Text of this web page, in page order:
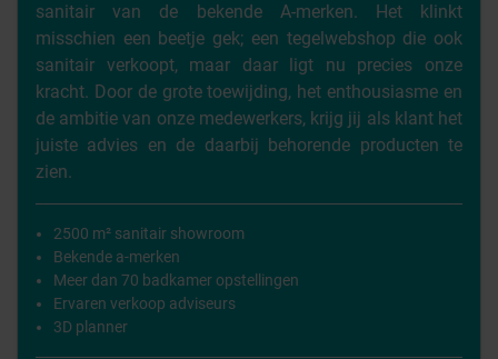
sanitair van de bekende A-merken. Het klinkt
misschien een beetje gek; een tegelwebshop die ook
sanitair verkoopt, maar daar ligt nu precies onze
kracht. Door de grote toewijding, het enthousiasme en
de ambitie van onze medewerkers, krijg jij als klant het
juiste advies en de daarbij behorende producten te
zien.
2500 m² sanitair showroom
Bekende a-merken
Meer dan 70 badkamer opstellingen
Ervaren verkoop adviseurs
3D planner